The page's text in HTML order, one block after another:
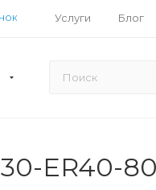
Услуги Блог
ER40-